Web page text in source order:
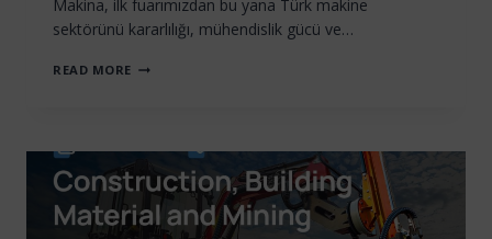
Makina, ilk fuarımızdan bu yana Türk makine
sektörünü kararlılığı, mühendislik gücü ve…
READ MORE MARBLE
MAKINA’NIN
GÜVEN
VE
YENILIKÇILIK